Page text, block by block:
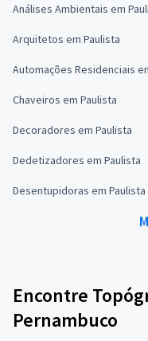
Análises Ambientais em
Arquitetos em Paulista
Automações Residenciais
Chaveiros em Paulista
Decoradores em Paulista
Dedetizadores em Paulista
Desentupidoras em Paulista
Encontre
Pernambuco